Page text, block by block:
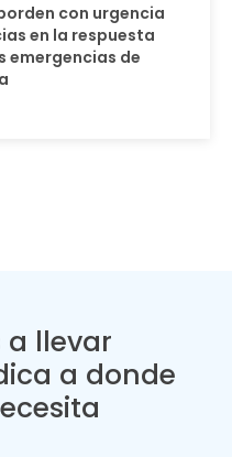
con urgencia
en la respuesta
emergencias de
a llevar
a donde